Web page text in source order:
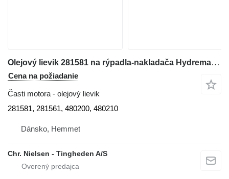
Olejový lievik 281581 na rýpadla-nakladača Hydrema 906B
Cena na požiadanie
Časti motora - olejový lievik
281581, 281561, 480200, 480210
Dánsko, Hemmet
Chr. Nielsen - Tingheden A/S